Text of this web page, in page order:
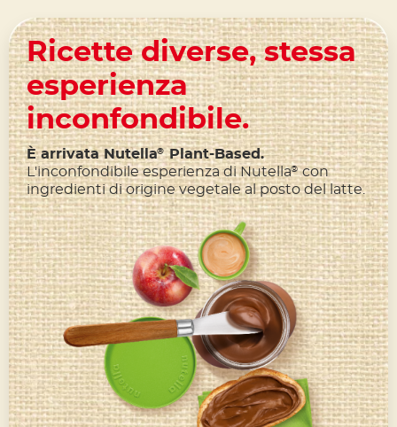
Ricette diverse, stessa
esperienza
inconfondibile.
È arrivata Nutella®Plant-Based.
L'inconfondibile esperienza di Nutella®con
ingredienti di origine vegetale al posto del latte.